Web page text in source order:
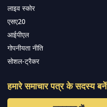
लाइव स्कोर
एसए20
आईपीएल
गोपनीयता नीति
सोशल-ट्रैकर
हमारे समाचार पत्र के सदस्य बनें